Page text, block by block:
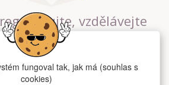
vzdělávejte
jógovém studiu v
Praze
fungoval tak, jak má (souhlas s
cookies)